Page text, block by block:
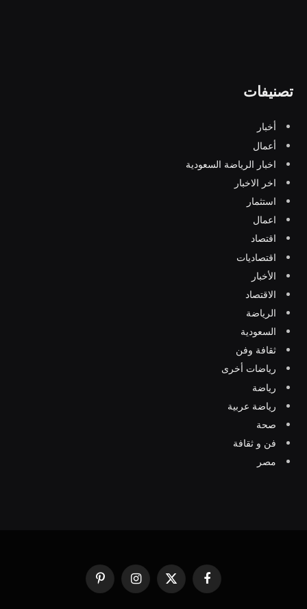
تصنيفات
أخبار
أعمال
اخبار الرياضة السعودية
اخر الاخبار
استثمار
اعمال
اقتصاد
اقتصاديات
الأخبار
الاقتصاد
الرياضة
السعودية
ثقافة وفن
رياضات أخرى
رياضة
رياضة عربية
صحة
فن و ثقافة
مصر
فيسبوك
X
(Twitter)
الانستغرامبينتيريست